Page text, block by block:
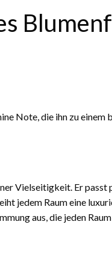
Note, die ihn zu einem
Vielseitigkeit. Er passt
jedem Raum eine
aus, die jeden